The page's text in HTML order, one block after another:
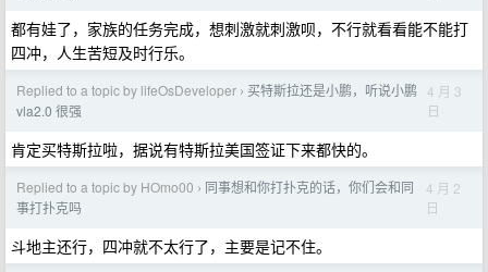
都有娃了，家族的任务完成，想刺激就刺激呗，不行就看看能不能打
四冲，人生苦短及时行乐。
Replied to a topic by lifeOsDeveloper › 买特斯拉还是小鹏，听说小鹏
vla2.0 很强
4 月 3
日
肯定买特斯拉啦，据说有特斯拉美国签证下来都快的。
Replied to a topic by HOmo00 › 同事想和你打扑克的话，你们会和同
事打扑克吗
4 月 2
日
斗地主还行，四冲就不太行了，主要是记不住。